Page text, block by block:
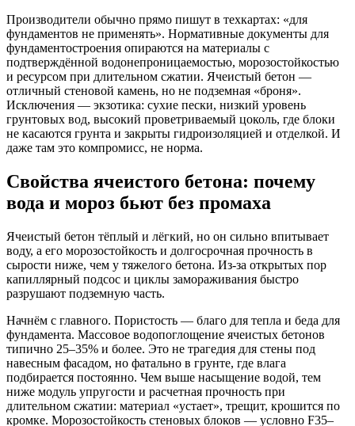
Производители обычно прямо пишут в техкартах: «для
фундаментов не применять». Нормативные документы для
фундаментостроения опираются на материалы с
подтверждённой водонепроницаемостью, морозостойкостью
и ресурсом при длительном сжатии. Ячеистый бетон —
отличный стеновой камень, но не подземная «броня».
Исключения — экзотика: сухие пески, низкий уровень
грунтовых вод, высокий проветриваемый цоколь, где блоки
не касаются грунта и закрыты гидроизоляцией и отделкой. И
даже там это компромисс, не норма.
Свойства ячеистого бетона: почему
вода и мороз бьют без промаха
Ячеистый бетон тёплый и лёгкий, но он сильно впитывает
воду, а его морозостойкость и долгосрочная прочность в
сырости ниже, чем у тяжелого бетона. Из-за открытых пор
капиллярный подсос и циклы замораживания быстро
разрушают подземную часть.
Начнём с главного. Пористость — благо для тепла и беда для
фундамента. Массовое водопоглощение ячеистых бетонов
типично 25–35% и более. Это не трагедия для стены под
навесным фасадом, но фатально в грунте, где влага
подбирается постоянно. Чем выше насыщение водой, тем
ниже модуль упругости и расчетная прочность при
длительном сжатии: материал «устает», трещит, крошится по
кромке. Морозостойкость стеновых блоков — условно F35–